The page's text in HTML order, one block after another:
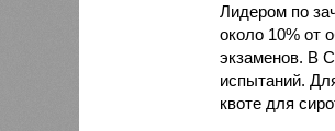
Лидером по
около 10% от
экзаменов. В
испытаний.
квоте для